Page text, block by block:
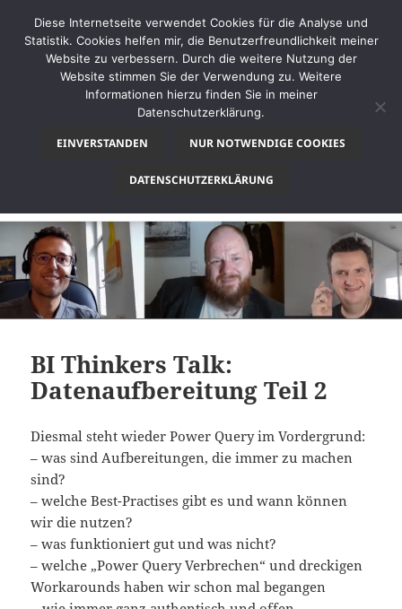
Schlagwort:Community
BI Thinkers Talk:
Datenaufbereitung Teil 2
Diesmal steht wieder Power Query im Vordergrund:
– was sind Aufbereitungen, die immer zu machen
sind?
– welche Best-Practises gibt es und wann können
wir die nutzen?
– was funktioniert gut und was nicht?
– welche „Power Query Verbrechen“ und dreckigen
Workarounds haben wir schon mal begangen
Diese Internetseite verwendet Cookies für die Analyse und
Statistik. Cookies helfen mir, die Benutzerfreundlichkeit meiner
Website zu verbessern. Durch die weitere Nutzung der
Website stimmen Sie der Verwendung zu. Weitere
Informationen hierzu finden Sie in meiner
Datenschutzerklärung.
EINVERSTANDEN NUR NOTWENDIGE COOKIES
DATENSCHUTZERKLÄRUNG